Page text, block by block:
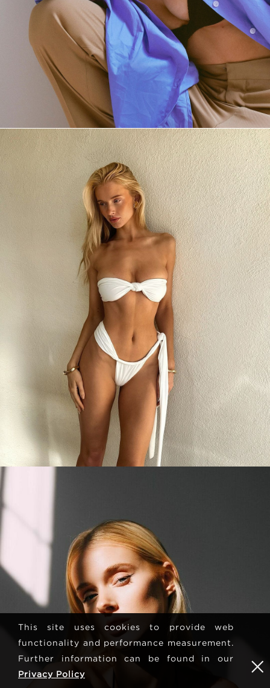
This site uses cookies to provide web
functionality and performance measurement.
Further information can be found in our
Privacy Policy